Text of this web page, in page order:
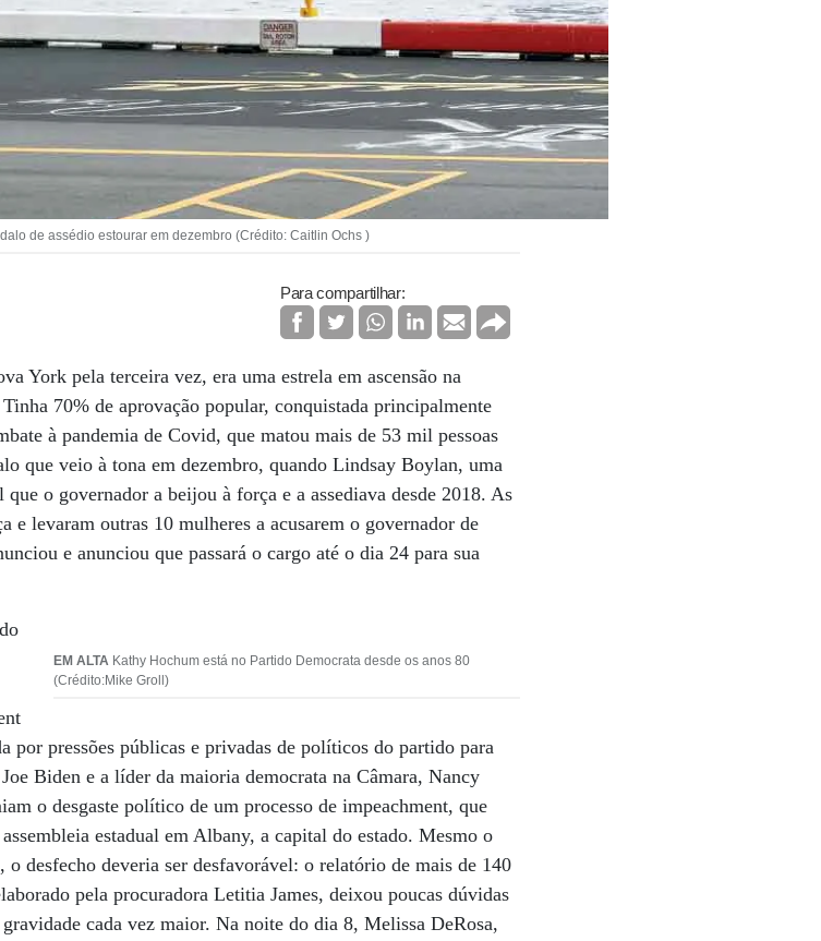
de assédio estourar em dezembro (Crédito: Caitlin Ochs )
Para compartilhar:
York pela terceira vez, era uma estrela em ascensão na
70% de aprovação popular, conquistada principalmente
à pandemia de Covid, que matou mais de 53 mil pessoas
que veio à tona em dezembro, quando Lindsay Boylan, uma
que o governador a beijou à força e a assediava desde 2018. As
e levaram outras 10 mulheres a acusarem o governador de
e anunciou que passará o cargo até o dia 24 para sua
EM ALTAKathy Hochum está no Partido Democrata desde os anos 80
(Crédito:Mike Groll)
pressões públicas e privadas de políticos do partido para
Biden e a líder da maioria democrata na Câmara, Nancy
o desgaste político de um processo de impeachment, que
estadual em Albany, a capital do estado. Mesmo o
desfecho deveria ser desfavorável: o relatório de mais de 140
pela procuradora Letitia James, deixou poucas dúvidas
cada vez maior. Na noite do dia 8, Melissa DeRosa,